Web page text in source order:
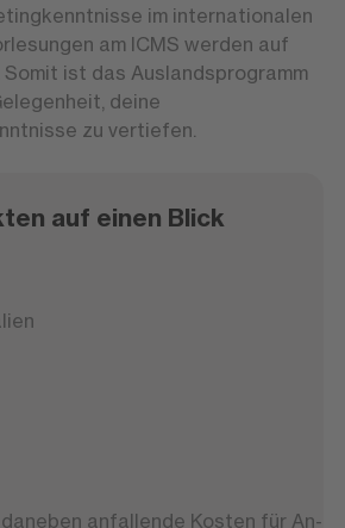
im internationalen
am ICMS werden auf
ist das Auslandsprogramm
deine
zu vertiefen.
auf einen Blick
daneben anfallende Kosten für An-